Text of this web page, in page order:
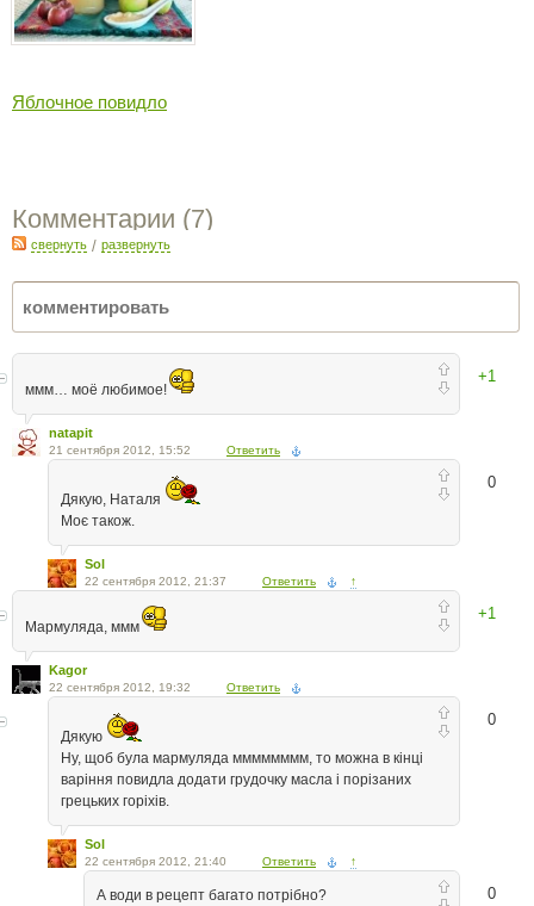
Яблочное повидло
Комментарии (7)
свернуть / развернуть
+1
ммм… моё любимое!
natapit
21 сентября 2012, 15:52 Ответить
0
Дякую, Наталя
Моє також.
Sol
22 сентября 2012, 21:37 Ответить ↑
+1
Мармуляда, ммм
Kagor
22 сентября 2012, 19:32 Ответить
0
Дякую
Ну, щоб була мармуляда мммммммм, то можна в кінці
варіння повидла додати грудочку масла і порізаних
грецьких горіхів.
Sol
22 сентября 2012, 21:40 Ответить ↑
0
А води в рецепт багато потрібно?